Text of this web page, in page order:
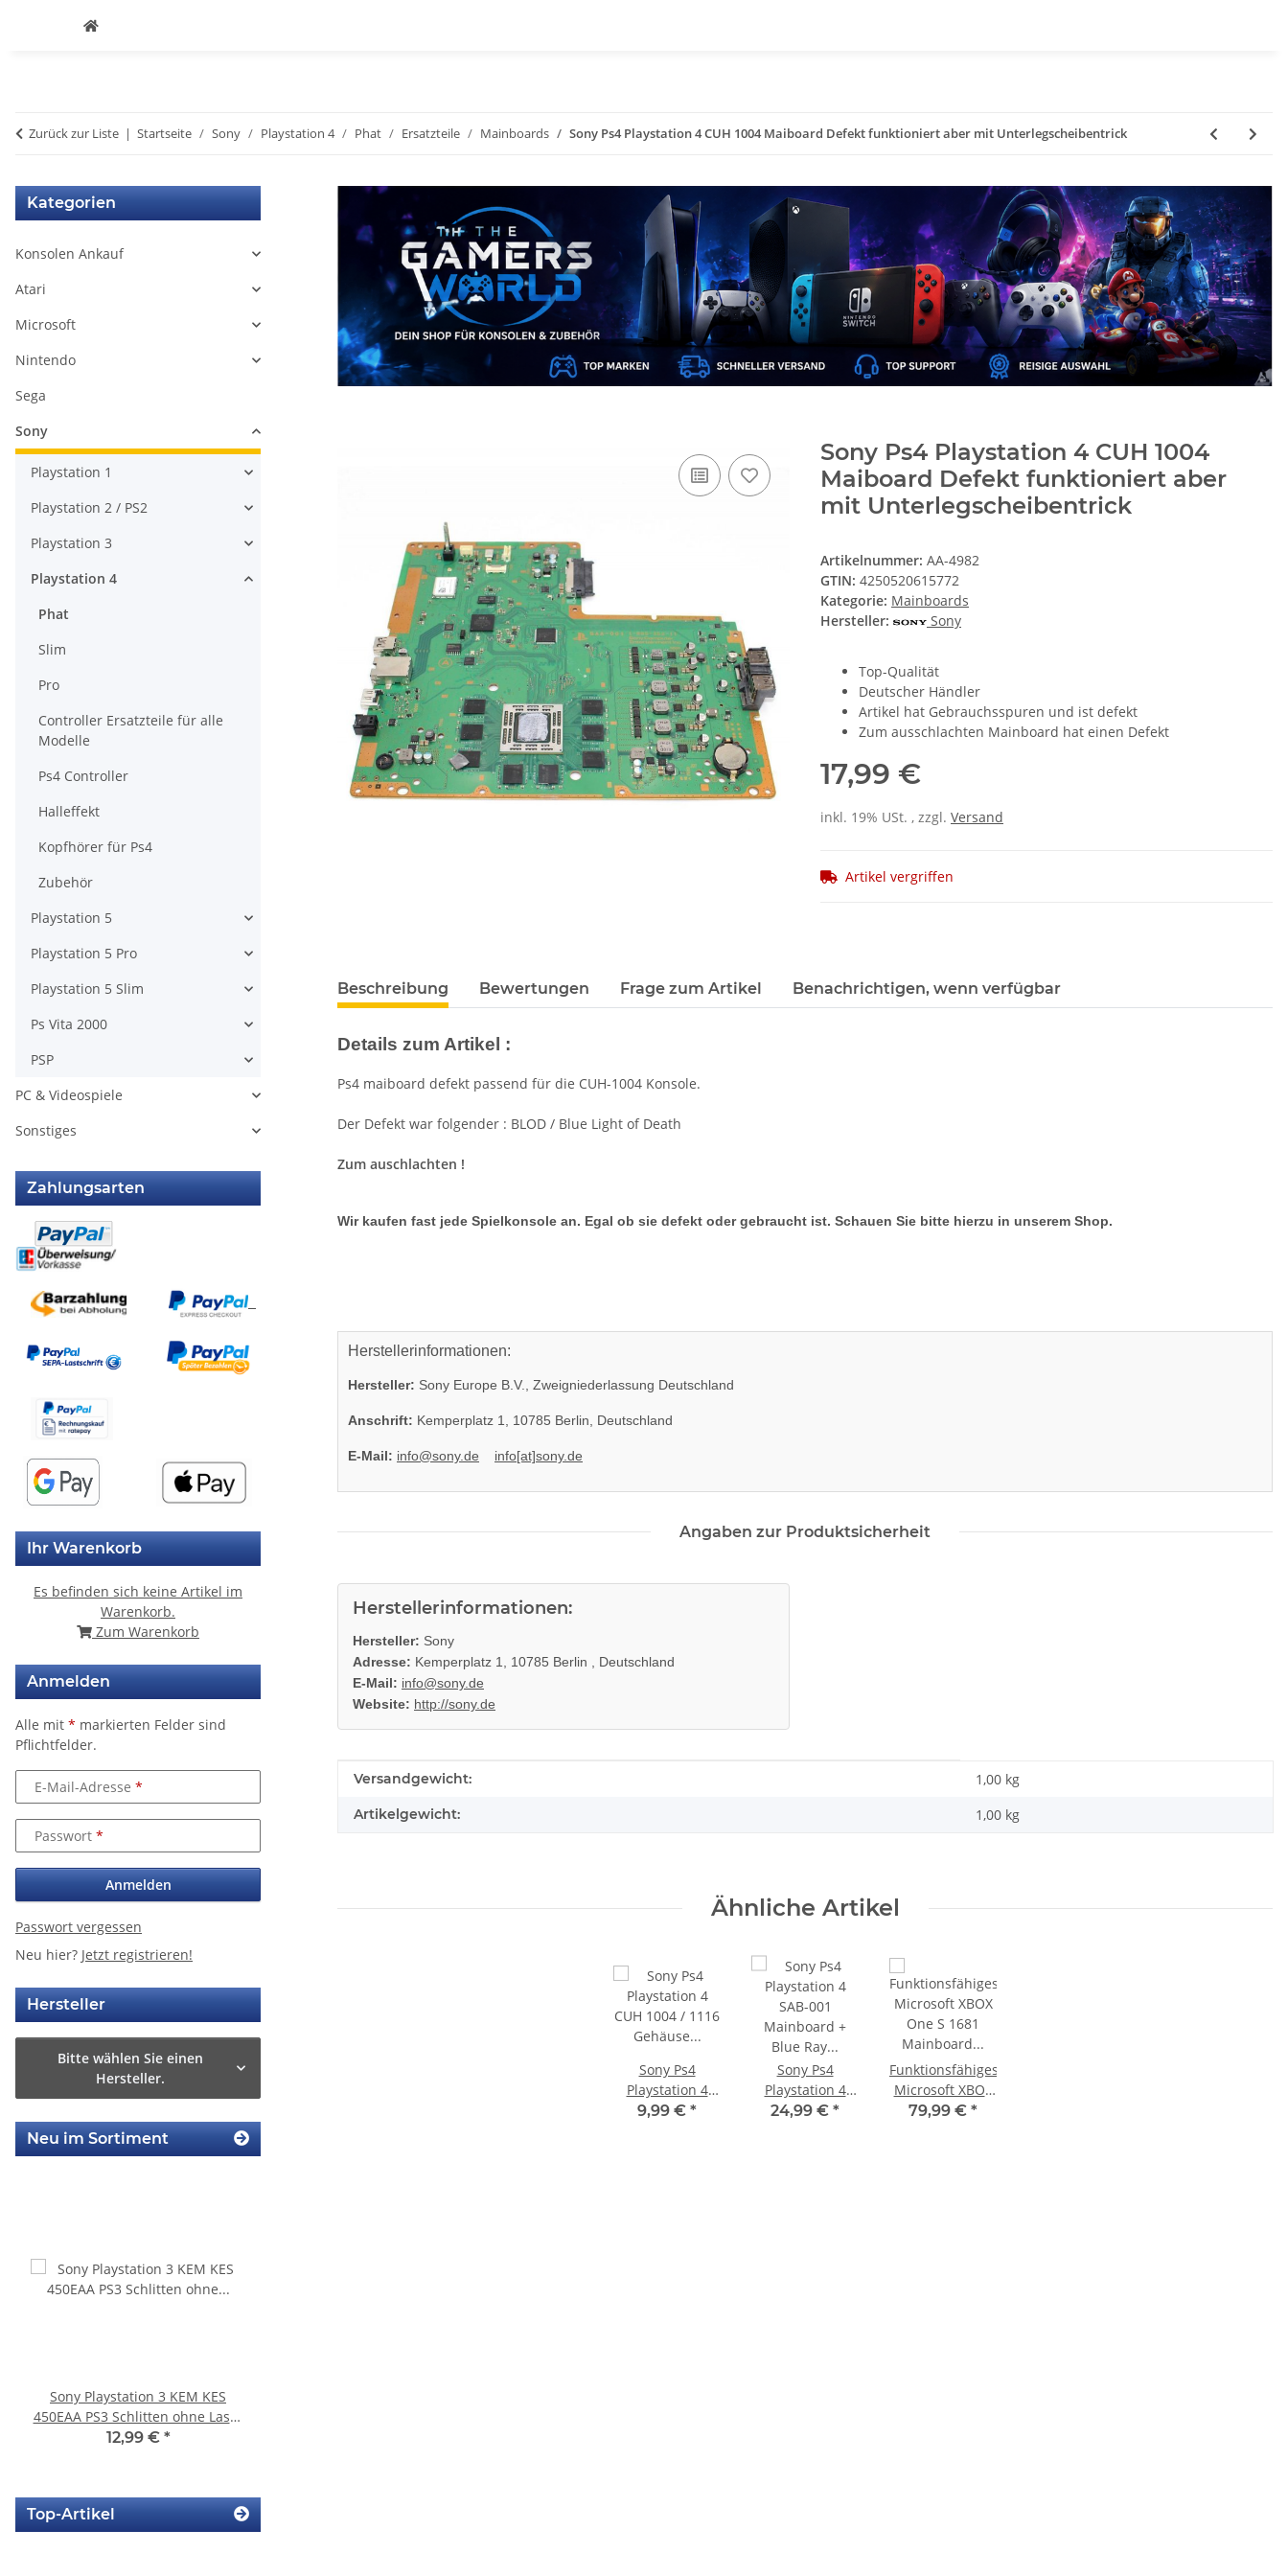
Zurück zur Liste Startseite Sony Playstation 4 Phat Ersatzteile Mainboards Sony Ps4 Playstation 4 CUH 1004 Maiboard Defekt funktioniert aber mit Unterlegscheibentrick
Sony Ps4 Playstation 4 CUH 1004
Maiboard Defekt funktioniert aber
mit Unterlegscheibentrick
Artikelnummer: AA-4982
GTIN: 4250520615772
Kategorie: Mainboards
Hersteller:
Sony
Top-Qualität
Deutscher Händler
Artikel hat Gebrauchsspuren und ist defekt
Zum ausschlachten Mainboard hat einen Defekt
17,99 €
inkl. 19% USt. , zzgl. Versand
Artikel vergriffen
Beschreibung Bewertungen Frage zum Artikel Benachrichtigen, wenn verfügbar
Details zum Artikel :
Ps4 maiboard defekt passend für die CUH-1004 Konsole.
Der Defekt war folgender : BLOD / Blue Light of Death
Zum auschlachten !
Wir kaufen fast jede Spielkonsole an. Egal ob sie defekt oder gebraucht ist. Schauen Sie bitte hierzu in unserem Shop.
Herstellerinformationen:
Hersteller: Sony Europe B.V., Zweigniederlassung Deutschland
Anschrift: Kemperplatz 1, 10785 Berlin, Deutschland
E-Mail: info@sony.de info[at]sony.de
Angaben zur Produktsicherheit
Herstellerinformationen:
Hersteller: Sony
Adresse: Kemperplatz 1, 10785 Berlin , Deutschland
E-Mail: info@sony.de
Website: http://sony.de
Produkteigenschaft
Wert
Versandgewicht: 1,00 kg
Artikelgewicht: 1,00 kg
Ähnliche Artikel
Sony Ps4
Playstation 4
CUH 1004 / 1116
9,99 € *
Sony Ps4
Playstation 4
SAB-001
24,99 € *
Funktionsfähiges
Microsoft XBOX
One S 1681
79,99 € *
Kategorien
Konsolen Ankauf
Atari
Microsoft
Nintendo
Sega
Sony
Playstation 1
Playstation 2 / PS2
Playstation 3
Playstation 4
Phat
Slim
Pro
Controller Ersatzteile für alle
Modelle
Ps4 Controller
Halleffekt
Kopfhörer für Ps4
Zubehör
Playstation 5
Playstation 5 Pro
Playstation 5 Slim
Ps Vita 2000
PSP
PC & Videospiele
Sonstiges
Zahlungsarten
Ihr Warenkorb
Es befinden sich keine Artikel im
Warenkorb.
Zum Warenkorb
Anmelden
Alle mit * markierten Felder sind
Pflichtfelder.
E-Mail-Adresse
Passwort
Anmelden
Passwort vergessen
Neu hier? Jetzt registrieren!
Hersteller
Bitte wählen Sie einen
Hersteller.
Neu im Sortiment
Sony Playstation 3 KEM KES
450EAA PS3 Schlitten ohne Laser
Blu-Ray Laufwerk 320
12,99 € *
Top-Artikel